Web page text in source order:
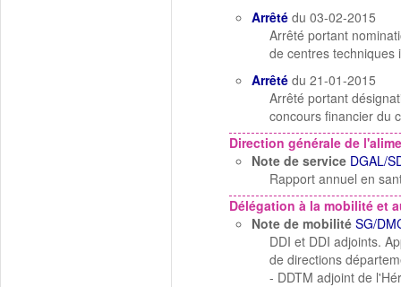
Arrêté du 03-02-2015
Arrêté portant
de centres techniques
Arrêté du 21-01-2015
Arrêté portant
concours financier du
Direction générale de
Note de service DGAL/
Rapport annuel en
Délégation à la mobilité et
Note de mobilité SG/
DDI et DDI adjoints.
de directions
- DDTM adjoint de